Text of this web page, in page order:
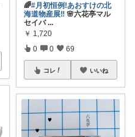
🌈#月初恒例!あおすけの北
海道物産展‼︎ 🌸六花亭マル
セイバ ...
￥ 1,720
0 0 69
コレ いいね